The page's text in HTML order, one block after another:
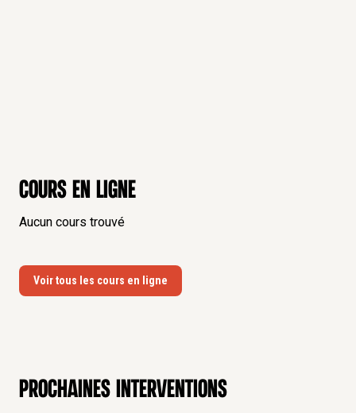
Cours en ligne
Aucun cours trouvé
Voir tous les cours en ligne
Prochaines interventions